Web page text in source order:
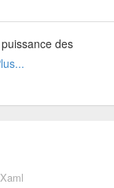
des
Xaml